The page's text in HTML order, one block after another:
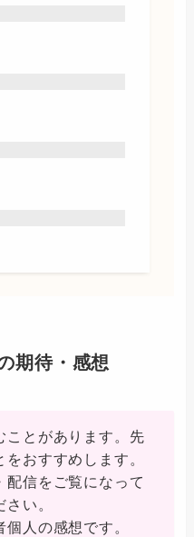
期待・感想
ことがあります。先
おすすめします。
配信をご覧になって
い。
人の感想です。